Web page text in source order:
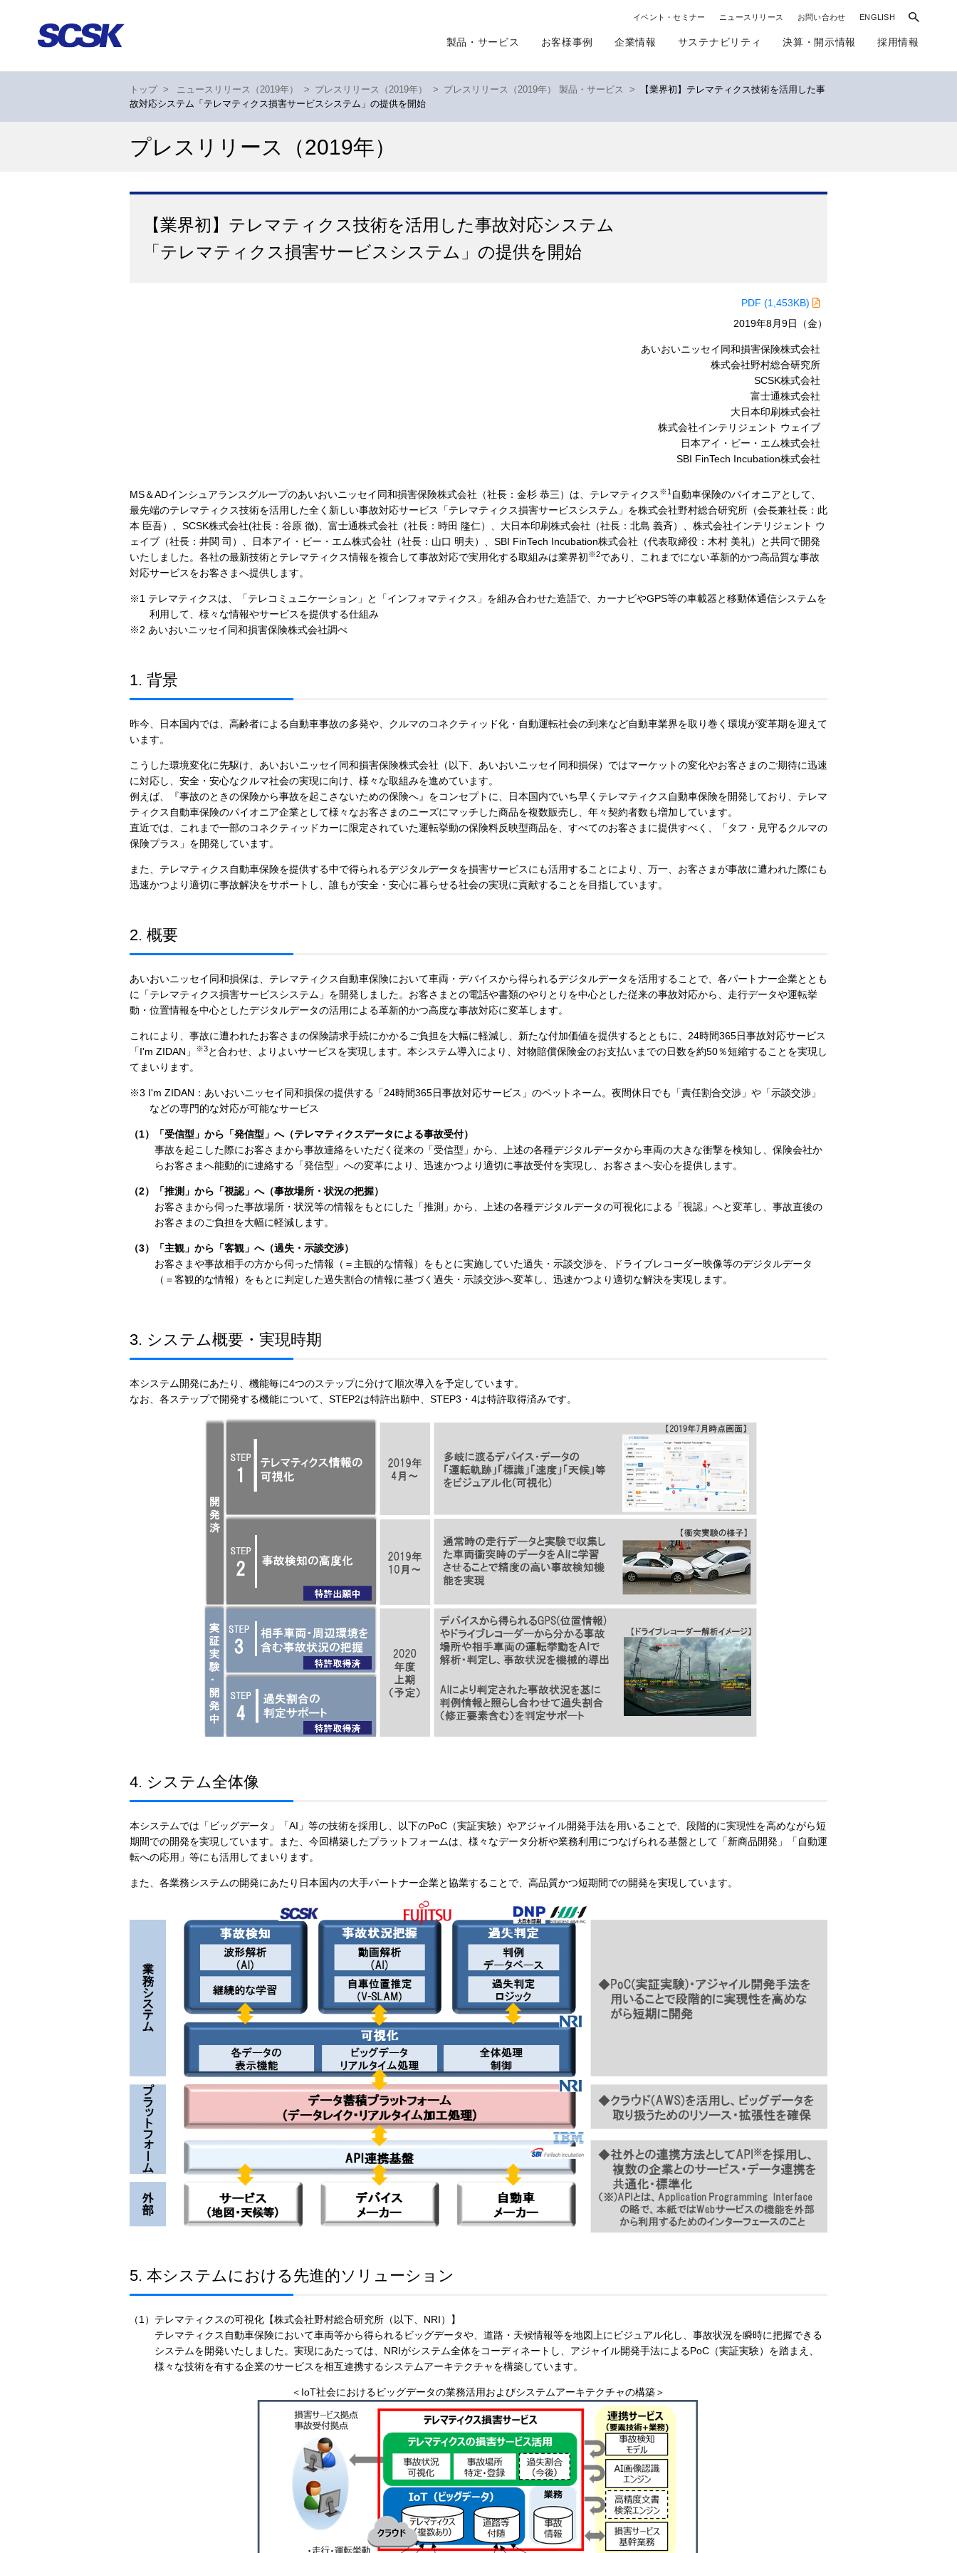
イベント・セミナー ニュースリリース お問い合わせ ENGLISH
製品・サービス お客様事例 企業情報 サステナビリティ 決算・開示情報 採用情報
トップ > ニュースリリース（2019年） > プレスリリース（2019年） > プレスリリース（2019年） 製品・サービス >
【業界初】テレマティクス技術を活用した事
故対応システム「テレマティクス損害サービスシステム」の提供を開始
プレスリリース （2019年）
【業界初】テレマティクス技術を活用した事故対応システム
「テレマティクス損害サービスシステム」の提供を開始
PDF (1,453KB)
2019年8月9日（金）
あいおいニッセイ同和損害保険株式会社
株式会社野村総合研究所
SCSK株式会社
富士通株式会社
大日本印刷株式会社
株式会社インテリジェント ウェイブ
日本アイ・ビー・エム株式会社
SBI FinTech Incubation株式会社
MS＆ADインシュアランスグループのあいおいニッセイ同和損害保険株式会社（社長：金杉 恭三）は、テレマティクス ※1 自動車保険のパイオニアとして、
最先端のテレマティクス技術を活用した全く新しい事故対応サービス「テレマティクス損害サービスシステム」を株式会社野村総合研究所（会長兼社長：此
本 臣吾）、SCSK株式会社(社長：谷原 徹)、富士通株式会社（社長：時田 隆仁）、大日本印刷株式会社（社長：北島 義斉）、株式会社インテリジェント ウ
ェイブ（社長：井関 司）、日本アイ・ビー・エム株式会社（社長：山口 明夫）、SBI FinTech Incubation株式会社（代表取締役：木村 美礼）と共同で開発
いたしました。各社の最新技術とテレマティクス情報を複合して事故対応で実用化する取組みは業界初※2であり、これまでにない革新的かつ高品質な事故
対応サービスをお客さまへ提供します。
※1 テレマティクスは、「テレコミュニケーション」と「インフォマティクス」を組み合わせた造語で、カーナビやGPS等の車載器と移動体通信システムを
利用して、様々な情報やサービスを提供する仕組み
※2 あいおいニッセイ同和損害保険株式会社調べ
1. 背景
昨今、日本国内では、高齢者による自動車事故の多発や、クルマのコネクティッド化・自動運転社会の到来など自動車業界を取り巻く環境が変革期を迎えて
います。
こうした環境変化に先駆け、あいおいニッセイ同和損害保険株式会社（以下、あいおいニッセイ同和損保）ではマーケットの変化やお客さまのご期待に迅速
に対応し、安全・安心なクルマ社会の実現に向け、様々な取組みを進めています。
例えば、『事故のときの保険から事故を起こさないための保険へ』をコンセプトに、日本国内でいち早くテレマティクス自動車保険を開発しており、テレマ
ティクス自動車保険のパイオニア企業として様々なお客さまのニーズにマッチした商品を複数販売し、年々契約者数も増加しています。
直近では、これまで一部のコネクティッドカーに限定されていた運転挙動の保険料反映型商品を、すべてのお客さまに提供すべく、「タフ・見守るクルマの
保険プラス」を開発しています。
また、テレマティクス自動車保険を提供する中で得られるデジタルデータを損害サービスにも活用することにより、万一、お客さまが事故に遭われた際にも
迅速かつより適切に事故解決をサポートし、誰もが安全・安心に暮らせる社会の実現に貢献することを目指しています。
2. 概要
あいおいニッセイ同和損保は、テレマティクス自動車保険において車両・デバイスから得られるデジタルデータを活用することで、各パートナー企業ととも
に「テレマティクス損害サービスシステム」を開発しました。お客さまとの電話や書類のやりとりを中心とした従来の事故対応から、走行データや運転挙
動・位置情報を中心としたデジタルデータの活用による革新的かつ高度な事故対応に変革します。
これにより、事故に遭われたお客さまの保険請求手続にかかるご負担を大幅に軽減し、新たな付加価値を提供するとともに、24時間365日事故対応サービス
「I'm ZIDAN」
※3と合わせ、よりよいサービスを実現します。本システム導入により、対物賠償保険金のお支払いまでの日数を約50％短縮することを実現し
てまいります。
※3 I'm ZIDAN：あいおいニッセイ同和損保の提供する「24時間365日事故対応サービス」のペットネーム。夜間休日でも「責任割合交渉」や「示談交渉」
などの専門的な対応が可能なサービス
（1）「受信型」から「発信型」へ（テレマティクスデータによる事故受付）
事故を起こした際にお客さまから事故連絡をいただく従来の「受信型」から、上述の各種デジタルデータから車両の大きな衝撃を検知し、保険会社か
らお客さまへ能動的に連絡する「発信型」への変革により、迅速かつより適切に事故受付を実現し、お客さまへ安心を提供します。
（2）「推測」から「視認」へ（事故場所・状況の把握）
お客さまから伺った事故場所・状況等の情報をもとにした「推測」から、上述の各種デジタルデータの可視化による「視認」へと変革し、事故直後の
お客さまのご負担を大幅に軽減します。
（3）「主観」から「客観」へ（過失・示談交渉）
お客さまや事故相手の方から伺った情報（＝主観的な情報）をもとに実施していた過失・示談交渉を、ドライブレコーダー映像等のデジタルデータ
（＝客観的な情報）をもとに判定した過失割合の情報に基づく過失・示談交渉へ変革し、迅速かつより適切な解決を実現します。
3. システム概要・実現時期
本システム開発にあたり、機能毎に4つのステップに分けて順次導入を予定しています。
なお、各ステップで開発する機能について、STEP2は特許出願中、STEP3・4は特許取得済みです。
4. システム全体像
本システムでは「ビッグデータ」「AI」等の技術を採用し、以下のPoC（実証実験）やアジャイル開発手法を用いることで、段階的に実現性を高めながら短
期間での開発を実現しています。また、今回構築したプラットフォームは、様々なデータ分析や業務利用につなげられる基盤として「新商品開発」「自動運
転への応用」等にも活用してまいります。
また、各業務システムの開発にあたり日本国内の大手パートナー企業と協業することで、高品質かつ短期間での開発を実現しています。
5. 本システムにおける先進的ソリューション
（1）テレマティクスの可視化【株式会社野村総合研究所（以下、NRI）】
テレマティクス自動車保険において車両等から得られるビッグデータや、道路・天候情報等を地図上にビジュアル化し、事故状況を瞬時に把握できる
システムを開発いたしました。実現にあたっては、NRIがシステム全体をコーディネートし、アジャイル開発手法によるPoC（実証実験）を踏まえ、
様々な技術を有する企業のサービスを相互連携するシステムアーキテクチャを構築しています。
＜IoT社会におけるビッグデータの業務活用およびシステムアーキテクチャの構築＞